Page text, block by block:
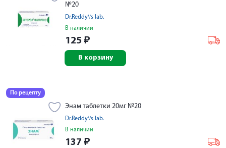
№20
Dr.Reddy\'s lab.
В наличии
125 ₽
В корзину
По рецепту
Энам таблетки 20мг №20
Dr.Reddy\'s lab.
В наличии
137 ₽